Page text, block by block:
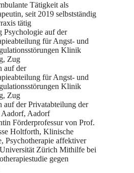
Tätigkeit als
seit 2019 selbstständig
tätig
Psychologie auf der
für Angst- und
Klinik
Zug
auf der
für Angst- und
Klinik
Zug
auf der Privatabteilung der
Aadorf
Förderprofessur von Prof.
Holtforth, Klinische
Psychotherapie affektiver
Zürich Mithilfe bei
gegen